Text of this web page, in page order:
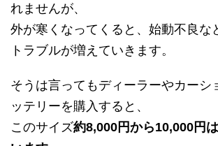
れませんが、
外が寒くなってくると、始動不良な
トラブルが増えていきます。
そうは言ってもディーラーやカーシ
ッテリーを購入すると、
このサイズ約8,000円から10,000円